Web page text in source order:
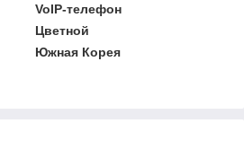
VoIP-телефон
Цветной
Южная Корея